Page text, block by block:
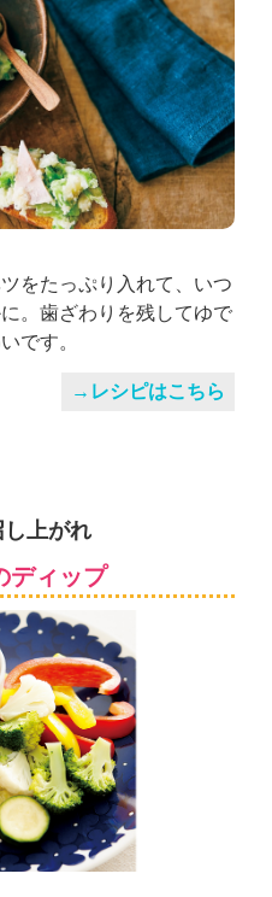
をたっぷり入れて、いつ
。歯ざわりを残してゆで
です。
→レシピはこちら
上がれ
ディップ